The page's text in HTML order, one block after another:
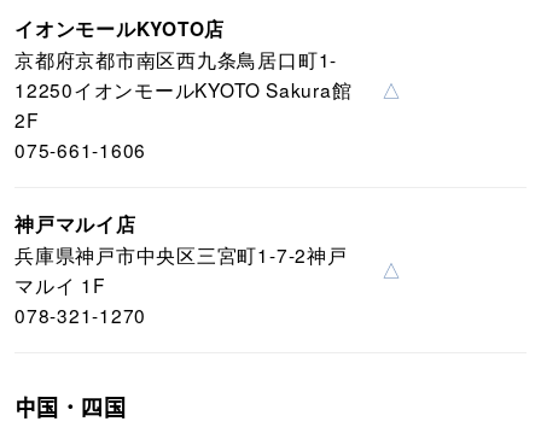
イオンモールKYOTO店
京都府京都市南区西九条鳥居口町1-
12250イオンモールKYOTO Sakura館
2F
075-661-1606
△
神戸マルイ店
兵庫県神戸市中央区三宮町1-7-2神戸
マルイ 1F
078-321-1270
△
中国・四国